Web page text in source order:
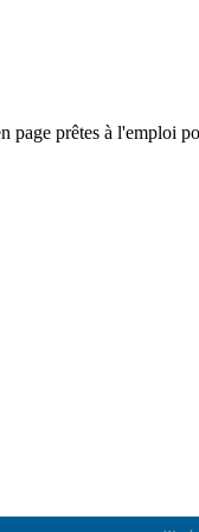
page prêtes à l'emploi